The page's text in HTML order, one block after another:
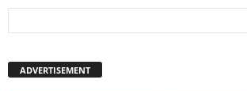
ADVERTISEMENT